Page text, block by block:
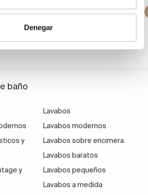
Denegar
baño
y
y
Lavabos
Lavabos modernos
Lavabos sobre encimera
Lavabos baratos
Lavabos pequeños
Lavabos a medida